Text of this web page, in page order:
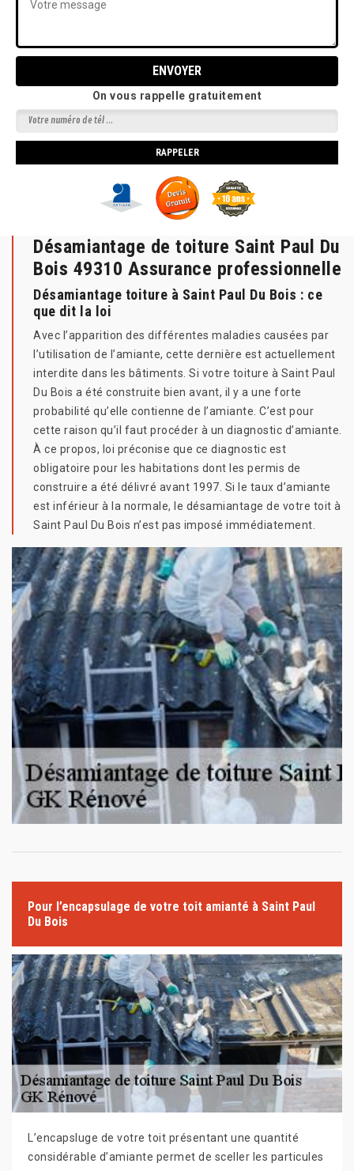
On vous rappelle gratuitement
Désamiantage de toiture Saint Paul Du
Bois 49310 Assurance professionnelle
Désamiantage toiture à Saint Paul Du Bois : ce
que dit la loi
Avec l’apparition des différentes maladies causées par
l’utilisation de l’amiante, cette dernière est actuellement
interdite dans les bâtiments. Si votre toiture à Saint Paul
Du Bois a été construite bien avant, il y a une forte
probabilité qu’elle contienne de l’amiante. C’est pour
cette raison qu’il faut procéder à un diagnostic d’amiante.
À ce propos, loi préconise que ce diagnostic est
obligatoire pour les habitations dont les permis de
construire a été délivré avant 1997. Si le taux d’amiante
est inférieur à la normale, le désamiantage de votre toit à
Saint Paul Du Bois n’est pas imposé immédiatement.
Pour l’encapsulage de votre toit amianté à Saint Paul
Du Bois
L’encapsluge de votre toit présentant une quantité
considérable d’amiante permet de sceller les particules